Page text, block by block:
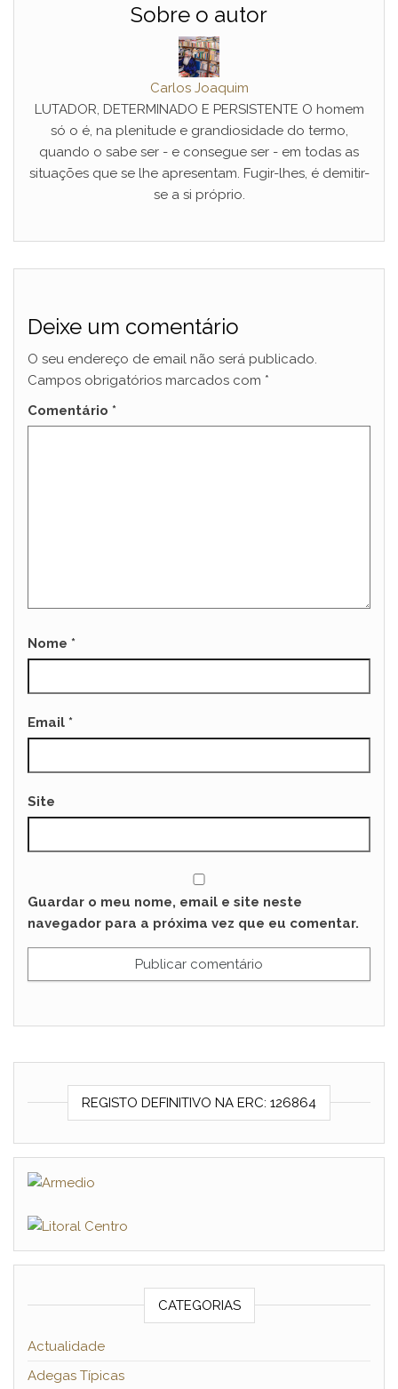
Sobre o autor
Carlos Joaquim
LUTADOR, DETERMINADO E PERSISTENTE O homem
só o é, na plenitude e grandiosidade do termo,
quando o sabe ser - e consegue ser - em todas as
situações que se lhe apresentam. Fugir-lhes, é demitir-
se a si próprio.
Deixe um comentário
O seu endereço de email não será publicado.
Campos obrigatórios marcados com *
Comentário *
Nome *
Email *
Site
Guardar o meu nome, email e site neste
navegador para a próxima vez que eu comentar.
REGISTO DEFINITIVO NA ERC: 126864
CATEGORIAS
Actualidade
Adegas Típicas